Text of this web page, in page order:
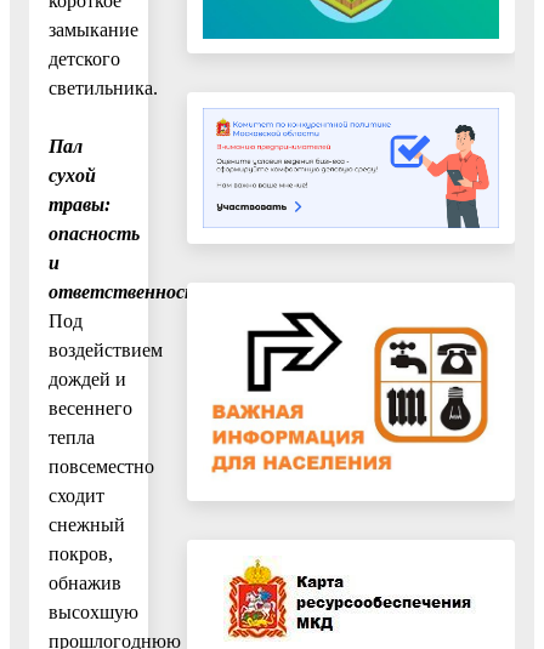
замыкание
детского
светильника.
Пал
сухой
травы:
опасность
и
ответственность
Под
воздействием
дождей и
весеннего
тепла
повсеместно
сходит
снежный
покров,
обнажив
высохшую
прошлогоднюю